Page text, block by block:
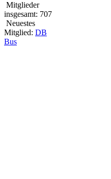
Mitglieder
insgesamt: 707
Neuestes
Mitglied: DB
Bus